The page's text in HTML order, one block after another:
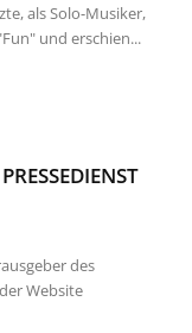
als Solo-Musiker,
und erschien...
des
Website